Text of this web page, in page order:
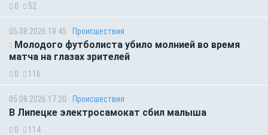
0 52
05.08.2026 18:45 Происшествия
Молодого футболиста убило молнией во время
матча на глазах зрителей
0 116
05.08.2026 17:20 Происшествия
В Липецке электросамокат сбил малыша
0 114